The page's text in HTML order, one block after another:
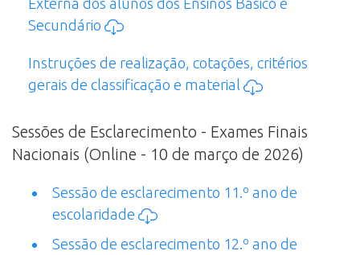
Externa dos alunos dos Ensinos Básico e
Secundário
Instruções de realização, cotações, critérios
gerais de classificação e material
Sessões de Esclarecimento - Exames Finais
Nacionais (Online - 10 de março de 2026)
Sessão de esclarecimento 11.º ano de
escolaridade
Sessão de esclarecimento 12.º ano de